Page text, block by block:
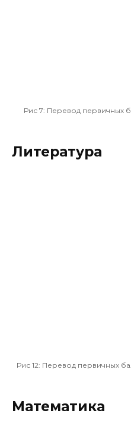
Рис 7: Перевод первичных
Литература
Рис 12: Перевод первичных
Математика